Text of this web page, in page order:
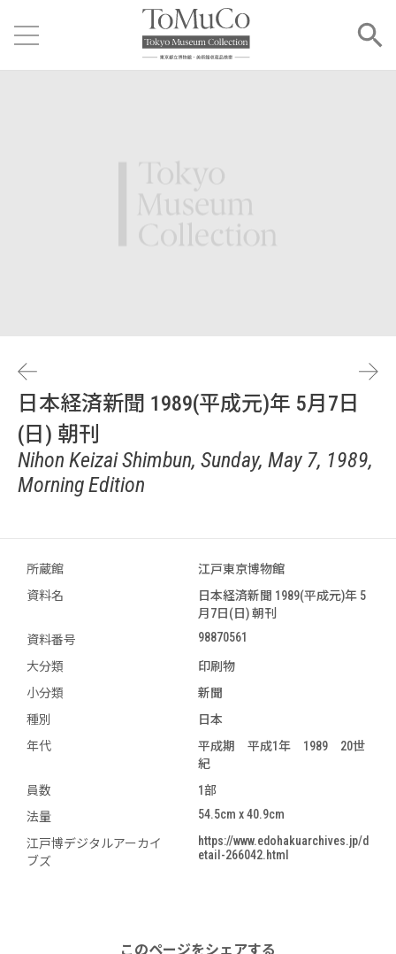
日本経済新聞 1989(平成元)年 5月7日
(日) 朝刊
Nihon Keizai Shimbun, Sunday, May 7, 1989,
Morning Edition
所蔵館
江戸東京博物館
資料名
日本経済新聞 1989(平成元)年 5
月7日(日) 朝刊
資料番号
98870561
大分類
印刷物
小分類
新聞
種別
日本
年代
平成期 平成1年 1989 20世
紀
員数
1部
法量
54.5cm x 40.9cm
江戸博デジタルアーカイ
ブズ
https://www.edohakuarchives.jp/d
etail-266042.html
このページをシェアする